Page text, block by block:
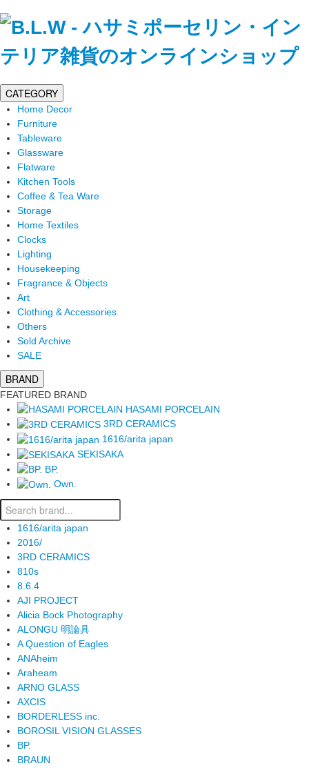
CATEGORY
Home Decor
Furniture
Tableware
Glassware
Flatware
Kitchen Tools
Coffee & Tea Ware
Storage
Home Textiles
Clocks
Lighting
Housekeeping
Fragrance & Objects
Art
Clothing & Accessories
Others
Sold Archive
SALE
BRAND
FEATURED BRAND
HASAMI PORCELAIN
3RD CERAMICS
1616/arita japan
SEKISAKA
BP.
Own.
1616/arita japan
2016/
3RD CERAMICS
810s
8.6.4
AJI PROJECT
Alicia Bock Photography
ALONGU 明論具
A Question of Eagles
ANAheim
Araheam
ARNO GLASS
AXCIS
BORDERLESS inc.
BOROSIL VISION GLASSES
BP.
BRAUN